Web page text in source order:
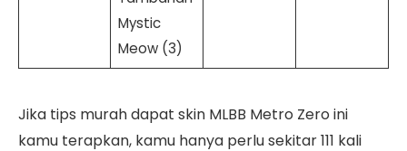
Mystic
Meow (3)
Jika tips murah dapat skin MLBB Metro Zero ini
kamu terapkan, kamu hanya perlu sekitar 111 kali